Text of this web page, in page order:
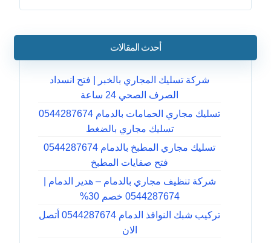
أحدث المقالات
شركة تسليك المجاري بالخبر | فتح انسداد
الصرف الصحي 24 ساعة
تسليك مجاري الحمامات بالدمام 0544287674
تسليك مجاري بالضغط
تسليك مجاري المطبخ بالدمام 0544287674
فتح صفايات المطبخ
شركة تنظيف مجاري بالدمام – هدير الدمام |
0544287674 خصم 30%
تركيب شبك النوافذ الدمام 0544287674 أتصل
الان